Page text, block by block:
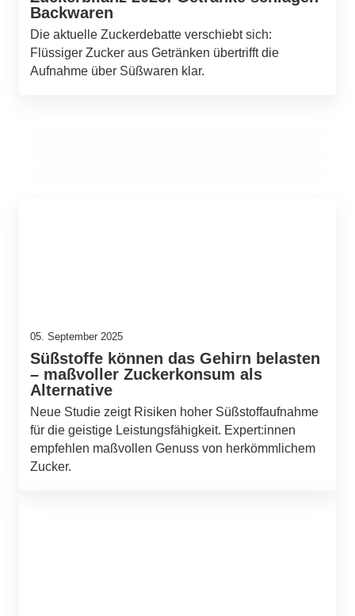
Backwaren
Die aktuelle Zuckerdebatte verschiebt sich:
Flüssiger Zucker aus Getränken übertrifft die
Aufnahme über Süßwaren klar.
23. Januar 2026
Sauerteig neu gedacht: Forschung vertieft
13. Dezember 2025
05. September 2025
Süßstoffe können das Gehirn belasten
– maßvoller Zuckerkonsum als
Alternative
Neue Studie zeigt Risiken hoher Süßstoffaufnahme
für die geistige Leistungsfähigkeit. Expert:innen
empfehlen maßvollen Genuss von herkömmlichem
Zucker.